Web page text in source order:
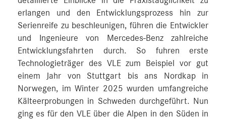
erlangen und den Entwicklungsprozess hin zur
Serienreife zu beschleunigen, führen die Entwickler
und Ingenieure von Mercedes‑Benz zahlreiche
Entwicklungsfahrten durch. So fuhren erste
Technologieträger des VLE zum Beispiel vor gut
einem Jahr von Stuttgart bis ans Nordkap in
Norwegen, im Winter 2025 wurden umfangreiche
Kälteerprobungen in Schweden durchgeführt. Nun
ging es für den VLE über die Alpen in den Süden in